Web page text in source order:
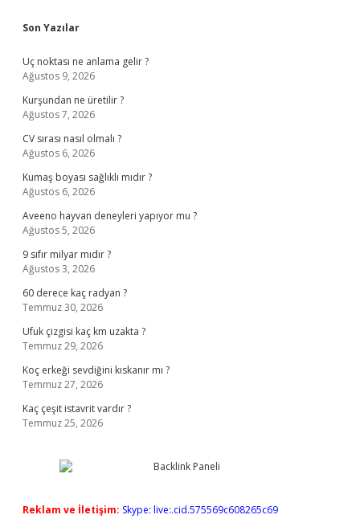
Sidebar
Son Yazılar
Uç noktası ne anlama gelir ?
Ağustos 9, 2026
Kurşundan ne üretilir ?
Ağustos 7, 2026
CV sırası nasıl olmalı ?
Ağustos 6, 2026
Kumaş boyası sağlıklı mıdır ?
Ağustos 6, 2026
Aveeno hayvan deneyleri yapıyor mu ?
Ağustos 5, 2026
9 sıfır milyar mıdır ?
Ağustos 3, 2026
60 derece kaç radyan ?
Temmuz 30, 2026
Ufuk çizgisi kaç km uzakta ?
Temmuz 29, 2026
Koç erkeği sevdiğini kıskanır mı ?
Temmuz 27, 2026
Kaç çeşit istavrit vardır ?
Temmuz 25, 2026
Reklam ve İletişim: Skype: live:.cid.575569c608265c69